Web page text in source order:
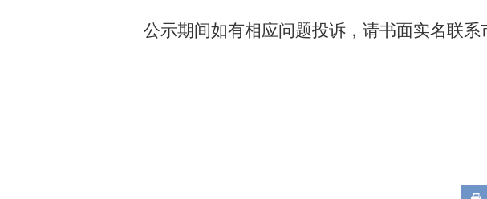
公示期间如有相应问题投诉，请书面实名联系